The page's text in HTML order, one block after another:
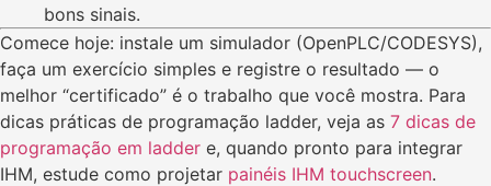
bons sinais.
Comece hoje: instale um simulador (OpenPLC/CODESYS),
faça um exercício simples e registre o resultado — o
melhor “certificado” é o trabalho que você mostra. Para
dicas práticas de programação ladder, veja as 7 dicas de
programação em ladder e, quando pronto para integrar
IHM, estude como projetar painéis IHM touchscreen.